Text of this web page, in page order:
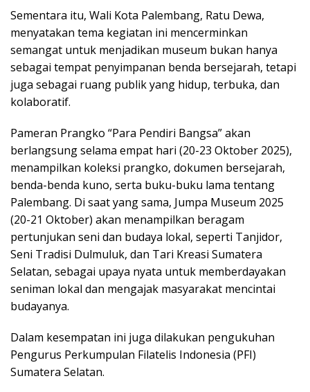
Sementara itu, Wali Kota Palembang, Ratu Dewa,
menyatakan tema kegiatan ini mencerminkan
semangat untuk menjadikan museum bukan hanya
sebagai tempat penyimpanan benda bersejarah, tetapi
juga sebagai ruang publik yang hidup, terbuka, dan
kolaboratif.
Pameran Prangko “Para Pendiri Bangsa” akan
berlangsung selama empat hari (20-23 Oktober 2025),
menampilkan koleksi prangko, dokumen bersejarah,
benda-benda kuno, serta buku-buku lama tentang
Palembang. Di saat yang sama, Jumpa Museum 2025
(20-21 Oktober) akan menampilkan beragam
pertunjukan seni dan budaya lokal, seperti Tanjidor,
Seni Tradisi Dulmuluk, dan Tari Kreasi Sumatera
Selatan, sebagai upaya nyata untuk memberdayakan
seniman lokal dan mengajak masyarakat mencintai
budayanya.
Dalam kesempatan ini juga dilakukan pengukuhan
Pengurus Perkumpulan Filatelis Indonesia (PFI)
Sumatera Selatan.